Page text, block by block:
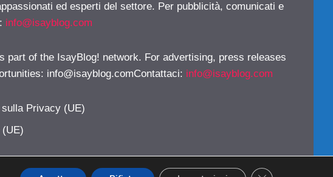
ed esperti del settore. Per pubblicità, comunicati e
info@isayblog.com
part of the IsayBlog! network. For advertising, press releases
info@isayblog.comContattaci: info@isayblog.com
Privacy (UE)